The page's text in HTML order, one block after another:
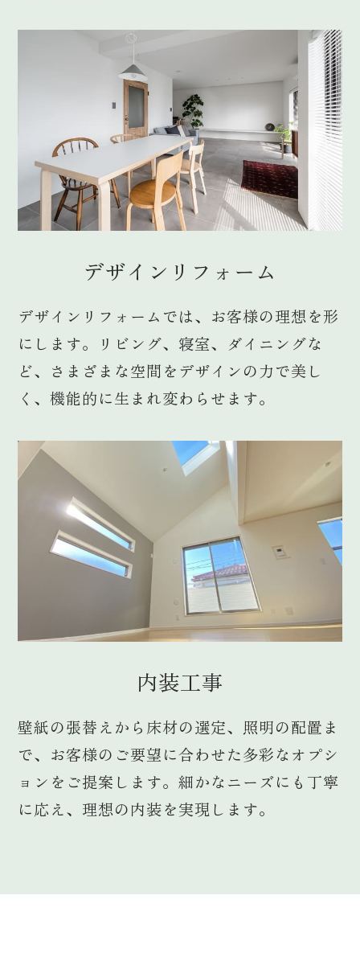
デザインリフォーム
デザインリフォームでは、お客様の理想を形
にします。リビング、寝室、ダイニングな
ど、さまざまな空間をデザインの力で美し
く、機能的に生まれ変わらせます。
内装工事
壁紙の張替えから床材の選定、照明の配置ま
で、お客様のご要望に合わせた多彩なオプシ
ョンをご提案します。細かなニーズにも丁寧
に応え、理想の内装を実現します。